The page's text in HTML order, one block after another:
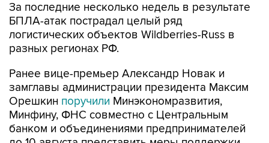
За последние несколько недель в результате
БПЛА-атак пострадал целый ряд
логистических объектов Wildberries-Russ в
разных регионах РФ.
Ранее вице-премьер Александр Новак и
замглавы администрации президента Максим
Орешкин поручили Минэкономразвития,
Минфину, ФНС совместно с Центральным
банком и объединениями предпринимателей